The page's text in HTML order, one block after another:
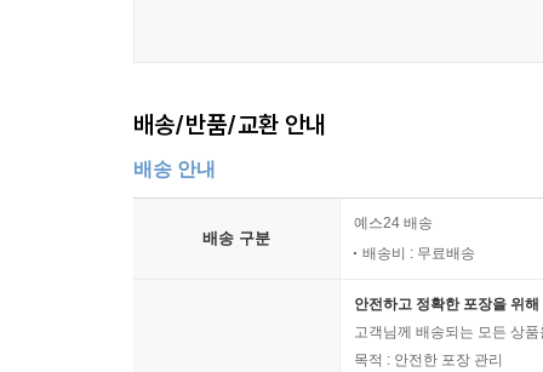
배송/반품/교환 안내
배송 안내
배송 구분
예스24 배송
배송비 : 무료배송
안전하고 정확한 포장을 위
고객님께 배송되는 모든 상
목적 : 안전한 포장 관리